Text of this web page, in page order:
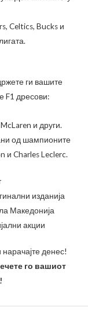
Celtics, Bucks и
ги вашите
F1 дресови:
и други.
од шампионите
и Charles Leclerc.
изданија
Македонија
акции
денес!
го вашиот